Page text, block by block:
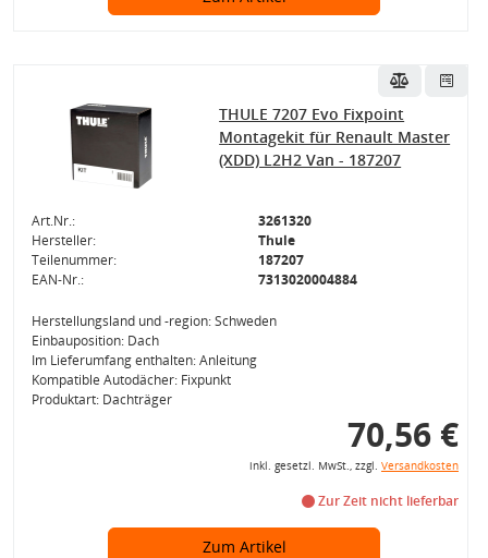
THULE 7207 Evo Fixpoint
Montagekit für Renault Master
(XDD) L2H2 Van - 187207
Art.Nr.:
3261320
Hersteller:
Thule
Teilenummer:
187207
EAN-Nr.:
7313020004884
Herstellungsland und -region: Schweden
Einbauposition: Dach
Im Lieferumfang enthalten: Anleitung
Kompatible Autodächer: Fixpunkt
Produktart: Dachträger
70,56 €
inkl. gesetzl. MwSt., zzgl. Versandkosten
Zur Zeit nicht lieferbar
Zum Artikel